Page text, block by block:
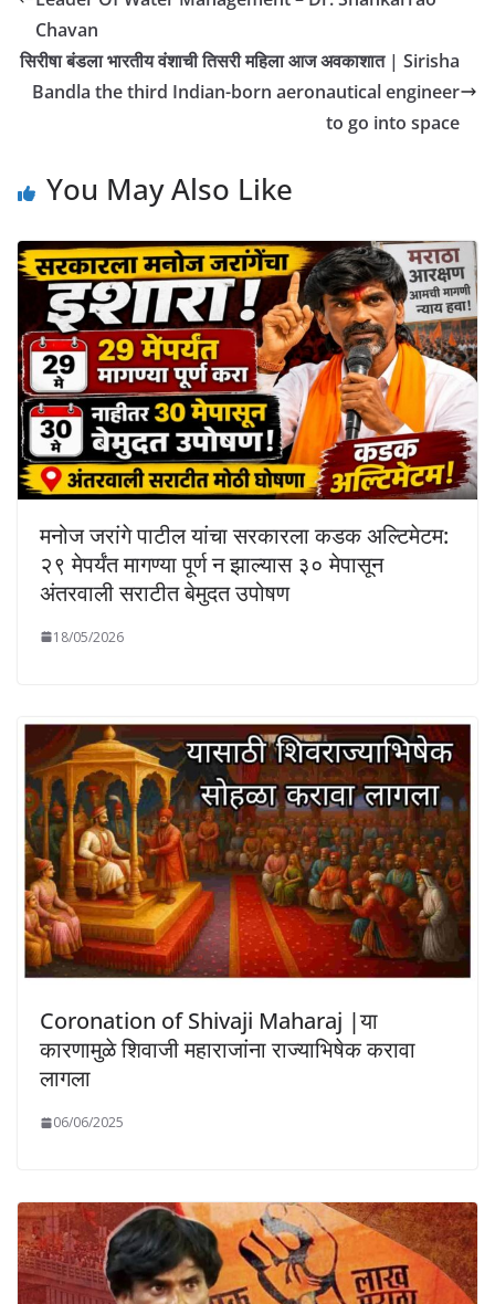
Chavan
सिरीषा बंडला भारतीय वंशाची तिसरी महिला आज अवकाशात | Sirisha
Bandla the third Indian-born aeronautical engineer
to go into space
You May Also Like
मनोज जरांगे पाटील यांचा सरकारला कडक अल्टिमेटम:
२९ मेपर्यंत मागण्या पूर्ण न झाल्यास ३० मेपासून
अंतरवाली सराटीत बेमुदत उपोषण
18/05/2026
Coronation of Shivaji Maharaj |या
कारणामुळे शिवाजी महाराजांना राज्याभिषेक करावा
लागला
06/06/2025